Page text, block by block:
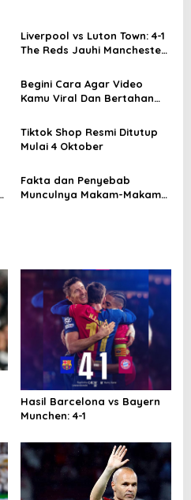
Liverpool vs Luton Town: 4-1
The Reds Jauhi Manchester
Begini Cara Agar Video
Kamu Viral Dan Bertahan
Tiktok Shop Resmi Ditutup
Mulai 4 Oktober
Fakta dan Penyebab
Munculnya Makam-Makam
Hasil Barcelona vs Bayern
Munchen: 4-1